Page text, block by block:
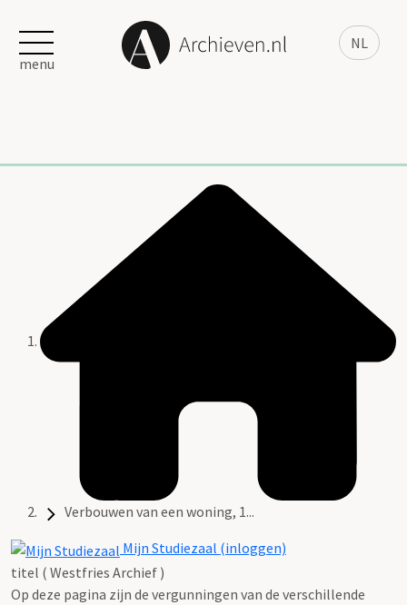
NL
menu
Verbouwen van een woning, 1...
Mijn Studiezaal (inloggen)
titel ( Westfries Archief )
Op deze pagina zijn de vergunningen van de verschillende